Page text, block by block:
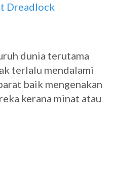
Dreadlock
dunia terutama
terlalu mendalami
baik mengenakan
kerana minat atau